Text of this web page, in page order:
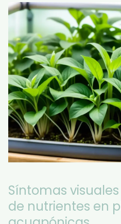
Síntomas
de nutrientes en